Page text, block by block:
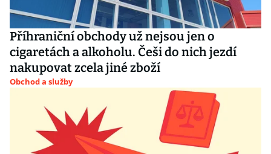
Příhraniční obchody už nejsou jen o
cigaretách a alkoholu. Češi do nich jezdí
nakupovat zcela jiné zboží
Obchod a služby